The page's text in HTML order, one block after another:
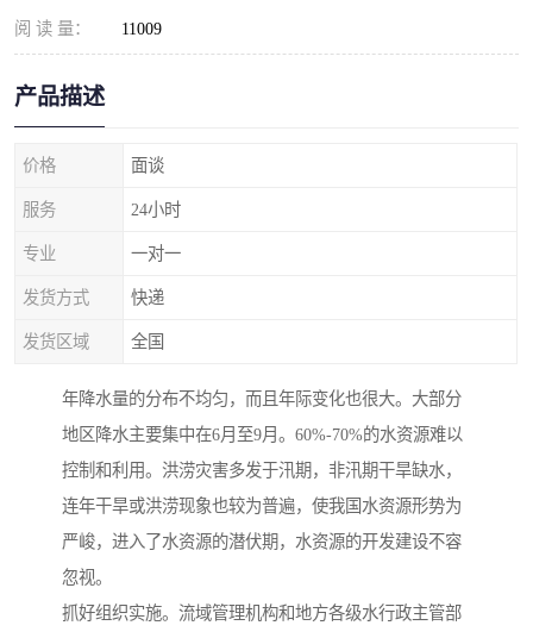
阅 读 量： 11009
产品描述
价格 面谈
服务 24小时
专业 一对一
发货方式 快递
发货区域 全国
年降水量的分布不均匀，而且年际变化也很大。大部分
地区降水主要集中在6月至9月。60%-70%的水资源难以
控制和利用。洪涝灾害多发于汛期，非汛期干旱缺水，
连年干旱或洪涝现象也较为普遍，使我国水资源形势为
严峻，进入了水资源的潜伏期，水资源的开发建设不容
忽视。
抓好组织实施。流域管理机构和地方各级水行政主管部